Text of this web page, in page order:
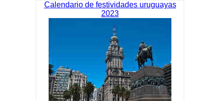
Calendario de festividades uruguayas
2023